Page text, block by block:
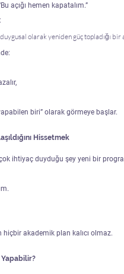
açığı hemen kapatalım.”
olarak yeniden güç topladığı bir
biri” olarak görmeye başlar.
Hissetmek
ihtiyaç duyduğu şey yeni bir
akademik plan kalıcı olmaz.